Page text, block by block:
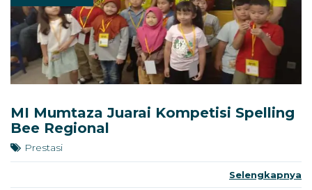
MI Mumtaza Juarai Kompetisi Spelling
Bee Regional
Prestasi
Selengkapnya